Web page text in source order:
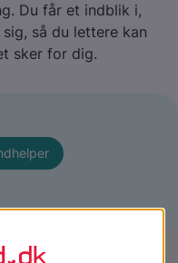
Du får et indblik i,
så du lettere kan
sker for dig.